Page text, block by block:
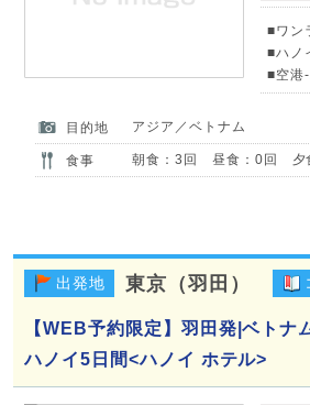
■ワン
■ハノ
■空港
目的地 アジア／ベトナム
食事 朝食：3回 昼食：0回 夕
出発地 東京（羽田）
【WEB予約限定】羽田発|ベト
ハノイ5日間<ハノイ ホテル>